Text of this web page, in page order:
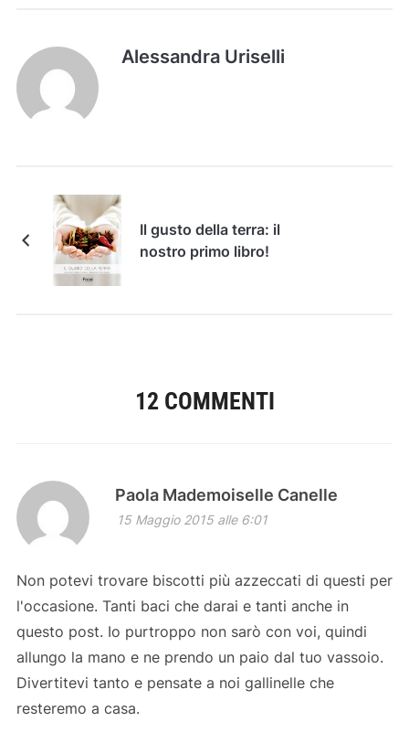
Alessandra Uriselli
Il gusto della terra: il
nostro primo libro!
12 COMMENTI
Paola Mademoiselle Canelle
15 Maggio 2015 alle 6:01
Non potevi trovare biscotti più azzeccati di questi per
l'occasione. Tanti baci che darai e tanti anche in
questo post. Io purtroppo non sarò con voi, quindi
allungo la mano e ne prendo un paio dal tuo vassoio.
Divertitevi tanto e pensate a noi gallinelle che
resteremo a casa.